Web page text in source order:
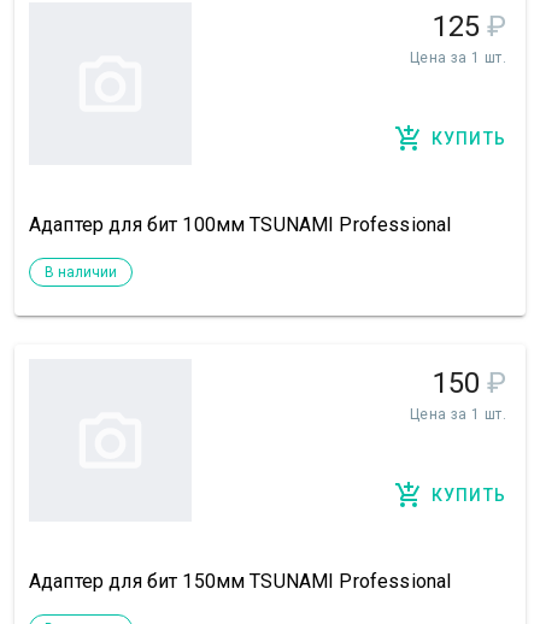
125 ₽
Цена за 1 шт.
КУПИТЬ
Адаптер для бит 100мм TSUNAMI Professional
В наличии
150 ₽
Цена за 1 шт.
КУПИТЬ
Адаптер для бит 150мм TSUNAMI Professional